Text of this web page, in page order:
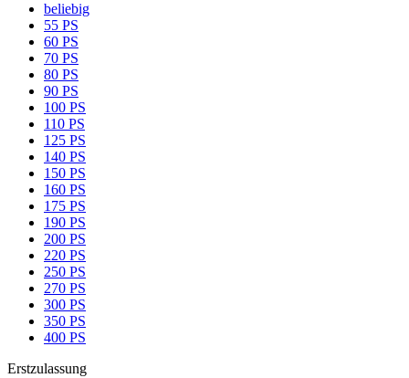
beliebig
55 PS
60 PS
70 PS
80 PS
90 PS
100 PS
110 PS
125 PS
140 PS
150 PS
160 PS
175 PS
190 PS
200 PS
220 PS
250 PS
270 PS
300 PS
350 PS
400 PS
Erstzulassung